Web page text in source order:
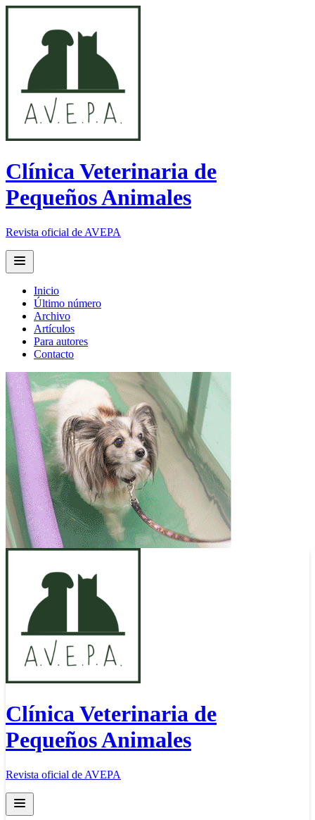
Clínica Veterinaria de
Pequeños Animales
Revista oficial de AVEPA
Open main menu
Inicio
Último número
Archivo
Artículos
Para autores
Contacto
Clínica Veterinaria de
Pequeños Animales
Revista oficial de AVEPA
Open main menu